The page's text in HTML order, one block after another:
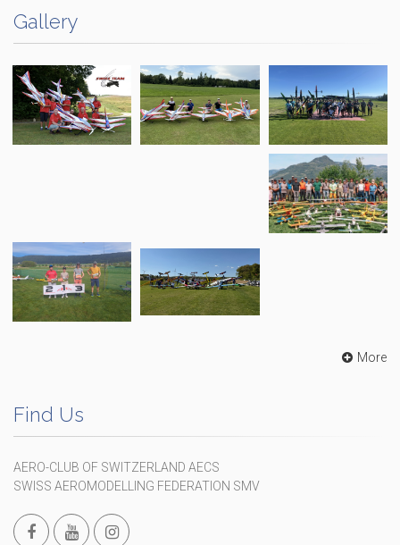
Gallery
More
Find Us
AERO-CLUB OF SWITZERLAND AECS
SWISS AEROMODELLING FEDERATION SMV